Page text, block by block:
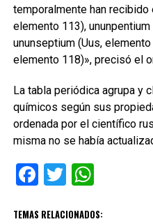
temporalmente han recibido
elemento 113),
ununseptium (Uus,
elemento 118)», precisó el
La tabla periódica agrupa y
químicos según sus
ordenada por el científico
misma no se había
Facebook
Twitter
TEMAS RELACIONADOS: